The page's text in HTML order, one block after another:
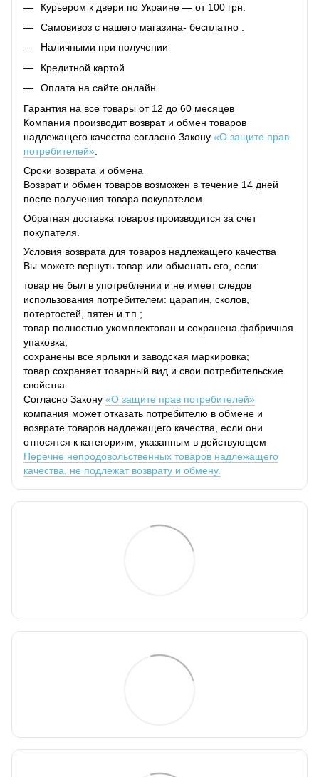
Курьером к двери по Украине — от 100 грн.
Самовивоз с нашего магазина- бесплатно .
Наличными при получении
Кредитной картой
Оплата на сайте онлайн
Гарантия на все товары от 12 до 60 месяцев
Компания производит возврат и обмен товаров
надлежащего качества согласно Закону «О защите прав
потребителей»
Сроки возврата и обмена
Возврат и обмен товаров возможен в течение 14 дней
после получения товара покупателем.
Обратная доставка товаров производится за счет
покупателя.
Условия возврата для товаров надлежащего качества
Вы можете вернуть товар или обменять его, если:
товар не был в употреблении и не имеет следов
использования потребителем: царапин, сколов,
потертостей, пятен и т.п.;
товар полностью укомплектован и сохранена фабричная
упаковка;
сохранены все ярлыки и заводская маркировка;
товар сохраняет товарный вид и свои потребительские
свойства.
Согласно Закону «О защите прав потребителей»
компания может отказать потребителю в обмене и
возврате товаров надлежащего качества, если они
относятся к категориям, указанным в действующем
Перечне непродовольственных товаров надлежащего
качества, не подлежат возврату и обмену.